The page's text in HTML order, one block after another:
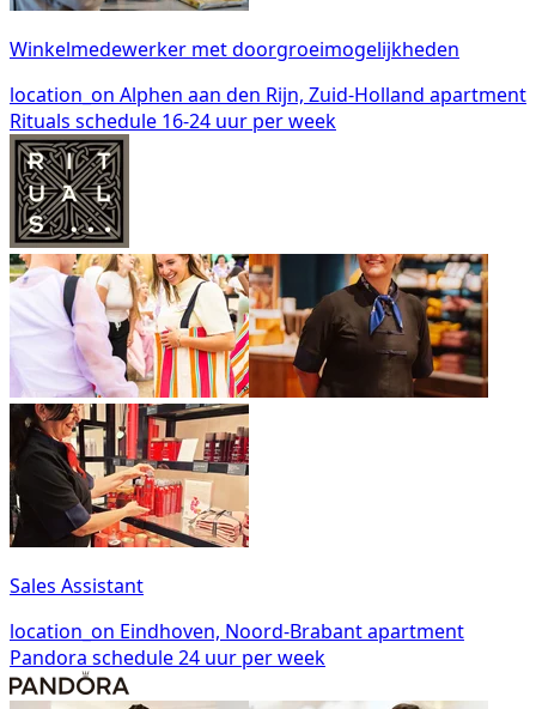
Winkelmedewerker met doorgroeimogelijkheden
location_on Alphen aan den Rijn, Zuid-Holland apartment
Rituals schedule 16-24 uur per week
Sales Assistant
location_on Eindhoven, Noord-Brabantapartment
Pandora schedule24 uur per week